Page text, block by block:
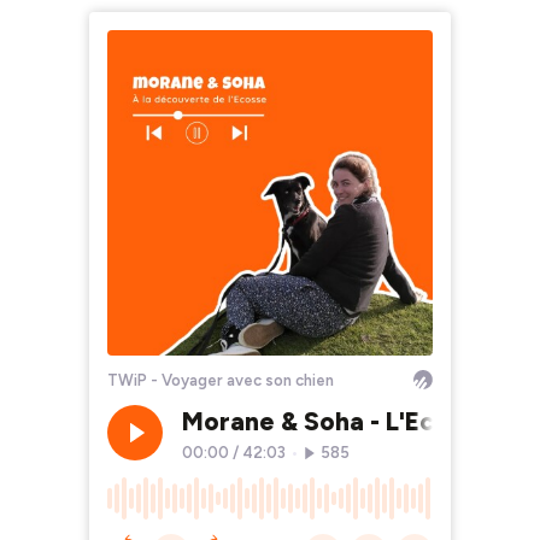
TWiP - Voyager avec son chien
Morane & Soha - L'Ecosse
00:00 / 42:03 585